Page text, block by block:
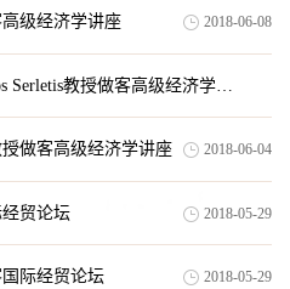
高级经济学讲座 2018-06-08
做客高级经济学讲座 2018-06-04
贸论坛 2018-05-29
际经贸论坛 2018-05-29